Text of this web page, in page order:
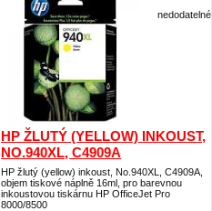
HP ŽLUTÝ (YELLOW) INKOUST,
NO.940XL, C4909A
HP žlutý (yellow) inkoust, No.940XL, C4909A,
objem tiskové náplně 16ml, pro barevnou
inkoustovou tiskárnu HP OfficeJet Pro
8000/8500
nedodatelné